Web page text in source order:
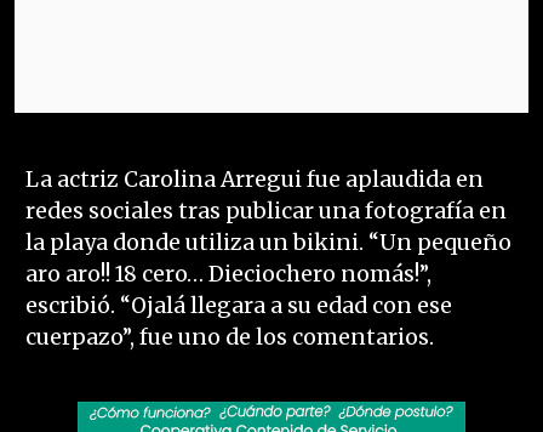
La actriz Carolina Arregui fue aplaudida en
redes sociales tras publicar una fotografía en
la playa donde utiliza un bikini. “Un pequeño
aro aro!! 18 cero… Dieciochero nomás!”,
escribió. “Ojalá llegara a su edad con ese
cuerpazo”, fue uno de los comentarios.